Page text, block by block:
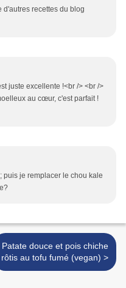
d'autres recettes du blog
juste excellente !<br /> <br />
au cœur, c'est parfait !
puis je remplacer le chou kale
Patate douce et pois chiche
rôtis au tofu fumé (vegan) >